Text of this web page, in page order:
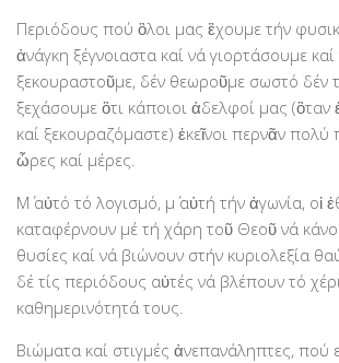
Θεωρητική
Πρακτική
Υποστήριξη
Εποπτεία
Ομάδες Στήριξης
Εμπειρίες
Μικρές ιστορίες
Στήριξέ μας
Με τραπεζική κατάθεση
Περιόδους πού ὃλοι μας ἒχουμε τήν
ἀνάγκη ξέγνοιαστα καί νά γιορτάσουμε καί
ξεκουραστοῦμε, δέν θεωροῦμε σωστό δέν
ξεχάσουμε ὃτι κάποιοι ἀδελφοί μας (ὃταν
καί ξεκουραζόμαστε) ἐκεῖνοι περνᾶν πολύ
ὧρες καί μέρες.
Μ΄ αὐτό τό λογισμό, μ΄ αὐτή τήν ἀγωνία, οἱ
καταφέρνουν μέ τή χάρη τοῦ Θεοῦ νά
θυσίες καί νά βιώνουν στήν κυριολεξία
δέ τίς περιόδους αὐτές νά βλέπουν τό
καθημερινότητά τους.
Βιώματα καί στιγμές ἀνεπανάληπτες, πού